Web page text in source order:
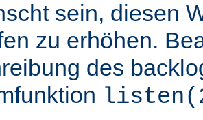
sein, diesen
zu erhöhen.
des